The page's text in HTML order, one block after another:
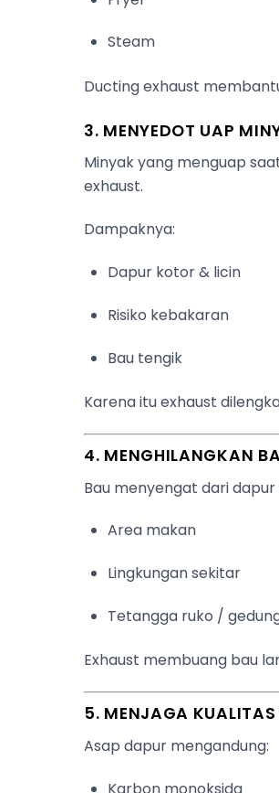
Steam
Ducting exhaust
3. MENYEDOT UAP
Minyak yang menguap
exhaust.
Dampaknya:
Dapur kotor & licin
Risiko kebakaran
Bau tengik
Karena itu exhaust
4. MENGHILANGKAN
Bau menyengat dari
Area makan
Lingkungan sekitar
Tetangga ruko /
Exhaust membuang bau
5. MENJAGA KUALITAS
Asap dapur mengandung:
Karbon monoksida